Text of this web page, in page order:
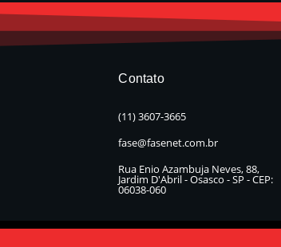
Contato
(11) 3607-3665
fase@fasenet.com.br
Rua Enio Azambuja Neves, 88,
Jardim D'Abril - Osasco - SP - CEP:
06038-060